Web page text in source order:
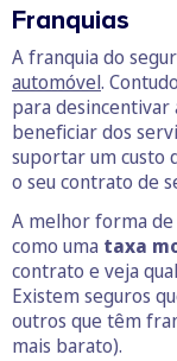
Franquias
A franquia do
automóvel.
para desincentivar
beneficiar dos
suportar um custo
o seu contrato de
A melhor forma
como uma taxa
contrato e veja
Existem seguros
outros que têm
mais barato).